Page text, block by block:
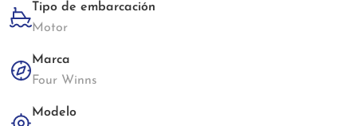
Tipo de embarcación
Motor
Marca
Four Winns
Modelo